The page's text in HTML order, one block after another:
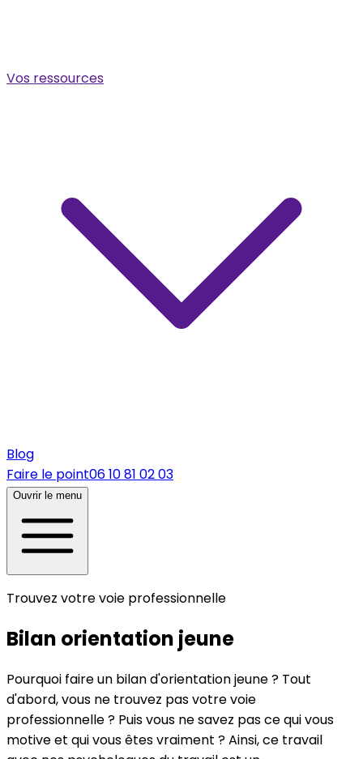
Vos ressources
Blog
Faire le point06 10 81 02 03
Ouvrir le menu
Trouvez votre voie professionnelle
Bilan orientation jeune
Pourquoi faire un bilan d'orientation jeune ? Tout
d'abord, vous ne trouvez pas votre voie
professionnelle ? Puis vous ne savez pas ce qui vous
motive et qui vous êtes vraiment ? Ainsi, ce travail